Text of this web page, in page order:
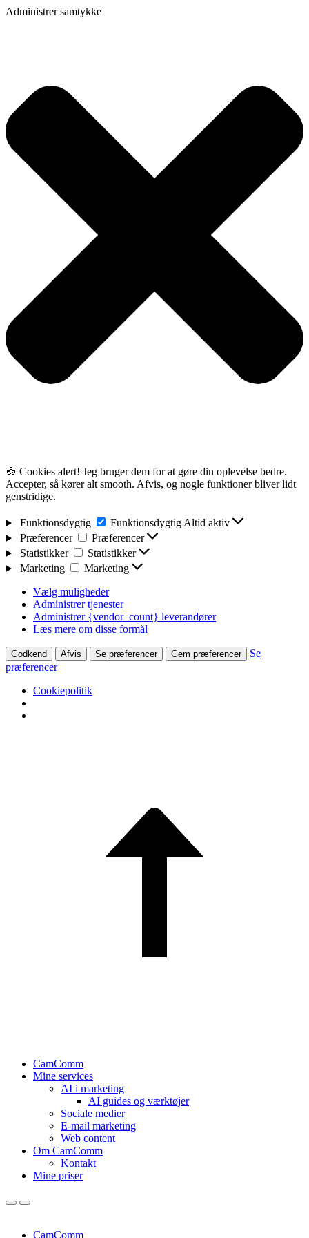
Administrer samtykke
🍪 Cookies alert! Jeg bruger dem for at gøre din oplevelse bedre.
Accepter, så kører alt smooth. Afvis, og nogle funktioner bliver lidt
genstridige.
Funktionsdygtig Funktionsdygtig Altid aktiv
Præferencer
Præferencer
Statistikker
Statistikker
Marketing
Marketing
Vælg muligheder
Administrer tjenester
Administrer {vendor_count} leverandører
Læs mere om disse formål
Godkend Afvis Se præferencer Gem præferencer
Se
præferencer
Cookiepolitik
CamComm
Mine services
AI i marketing
AI guides og værktøjer
Sociale medier
E-mail marketing
Web content
Om CamComm
Kontakt
Mine priser
CamComm